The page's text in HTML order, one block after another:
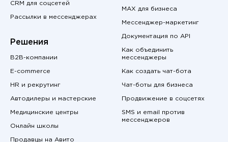
CRM для соцсетей
Рассылки в мессенджерах
Решения
B2B-компании
E-commerce
HR и рекрутинг
Автодилеры и мастерские
Медицинские центры
Онлайн школы
Продавцы на Авито
MAX для бизнеса
Мессенджер-маркетинг
Документация по API
Как объединить
мессенджеры
Как создать чат-бота
Чат-боты для бизнеса
Продвижение в соцсетях
SMS и email против
мессенджеров